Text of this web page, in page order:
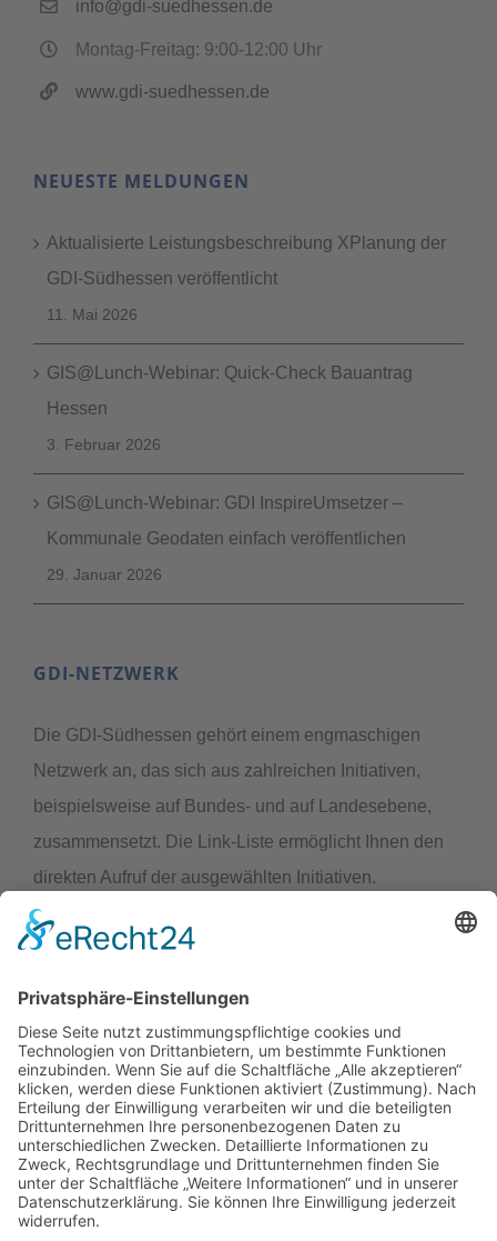
info@gdi-suedhessen.de
Montag-Freitag: 9:00-12:00 Uhr
www.gdi-suedhessen.de
NEUESTE MELDUNGEN
Aktualisierte Leistungsbeschreibung XPlanung der
GDI-Südhessen veröffentlicht
11. Mai 2026
GIS@Lunch-Webinar: Quick-Check Bauantrag
Hessen
3. Februar 2026
GIS@Lunch-Webinar: GDI InspireUmsetzer –
Kommunale Geodaten einfach veröffentlichen
29. Januar 2026
GDI-NETZWERK
Die GDI-Südhessen gehört einem engmaschigen
Netzwerk an, das sich aus zahlreichen Initiativen,
beispielsweise auf Bundes- und auf Landesebene,
zusammensetzt. Die Link-Liste ermöglicht Ihnen den
direkten Aufruf der ausgewählten Initiativen.
Geodateninfrastruktur Deutschland (GDI-DE)
Geoportal.de
INSPIRE
INSPIRE Geoportal